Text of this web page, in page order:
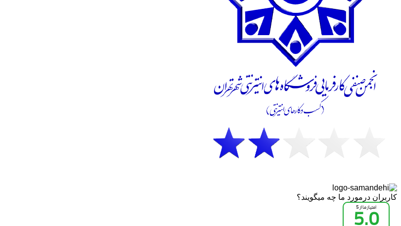
کاربران درمورد ما چه میگویند؟